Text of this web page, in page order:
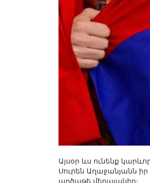
Այսօր ևս ունենք
Սուրեն Աղաջանյանն
արծաթե մեդալակիր։